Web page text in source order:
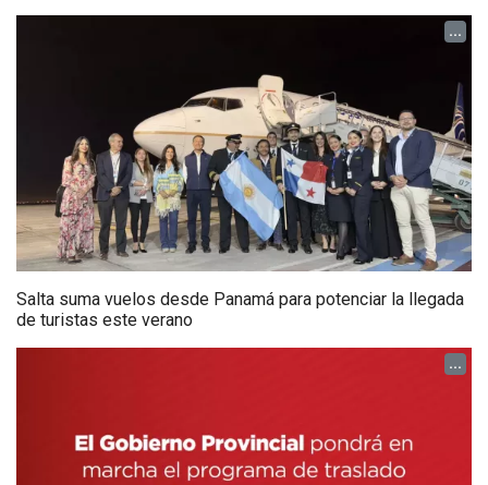
...
Salta suma vuelos desde Panamá para potenciar la llegada
de turistas este verano
...